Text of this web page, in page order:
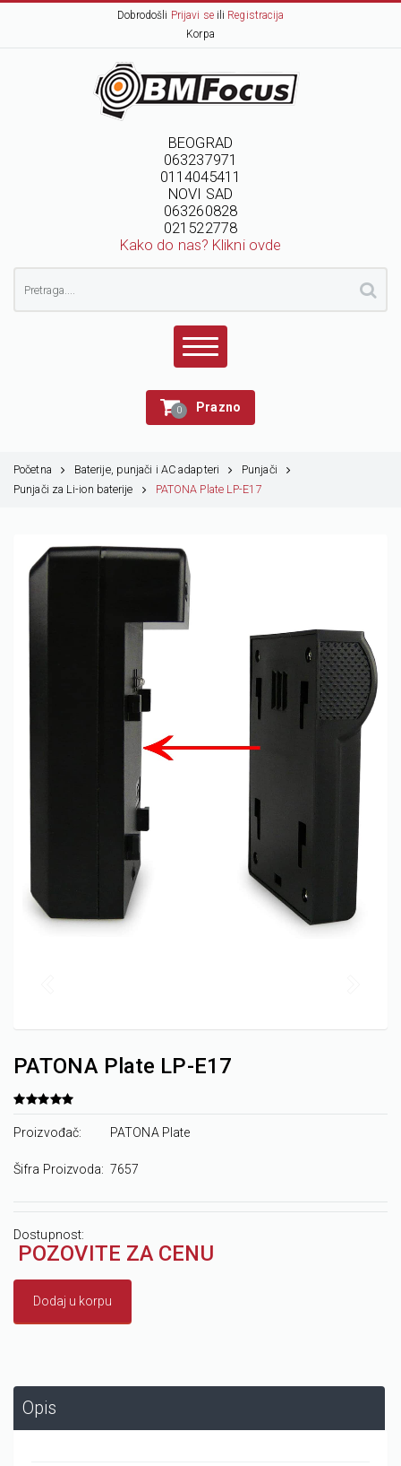
Dobrodošli Prijavi seili Registracija
Korpa
BEOGRAD
063237971
0114045411
NOVI SAD
063260828
021522778
Kako do nas? Klikni ovde
0 Prazno
Početna Baterije, punjači i AC adapteri
Punjači
Punjači za Li-ion baterije
PATONA Plate LP-E17
PATONA Plate LP-E17
Proizvođač: PATONA Plate
Šifra Proizvoda: 7657
Dostupnost:
POZOVITE ZA CENU
Dodaj u korpu
Opis